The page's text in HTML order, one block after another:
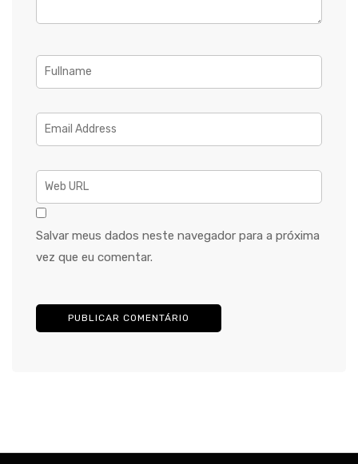
Salvar meus dados neste navegador para a próxima
vez que eu comentar.